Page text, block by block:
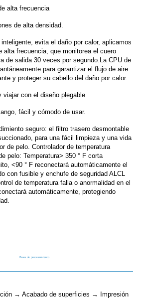
alta frecuencia
de alta densidad.
evita el daño por calor, aplicamos
alta frecuencia, que monitorea el cuero
de salida 30 veces por segundo.La CPU de
para garantizar el flujo de aire
y proteger su cabello del daño por calor.
viajar con el diseño plegable
fácil y cómodo de usar.
seguro: el filtro trasero desmontable
para una fácil limpieza y una vida
de pelo. Controlador de temperatura
pelo: Temperatura> 350 ° F corta
<90 ° F reconectará automáticamente el
con fusible y enchufe de seguridad ALCL
de temperatura falla o anormalidad en el
automáticamente, protegiendo
Pasos de procesamiento
→ Acabado de superficies → Impresión